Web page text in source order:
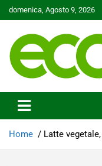
Skip
to
domenica, Agosto 9, 2026
Ecoo.it
Home Latte